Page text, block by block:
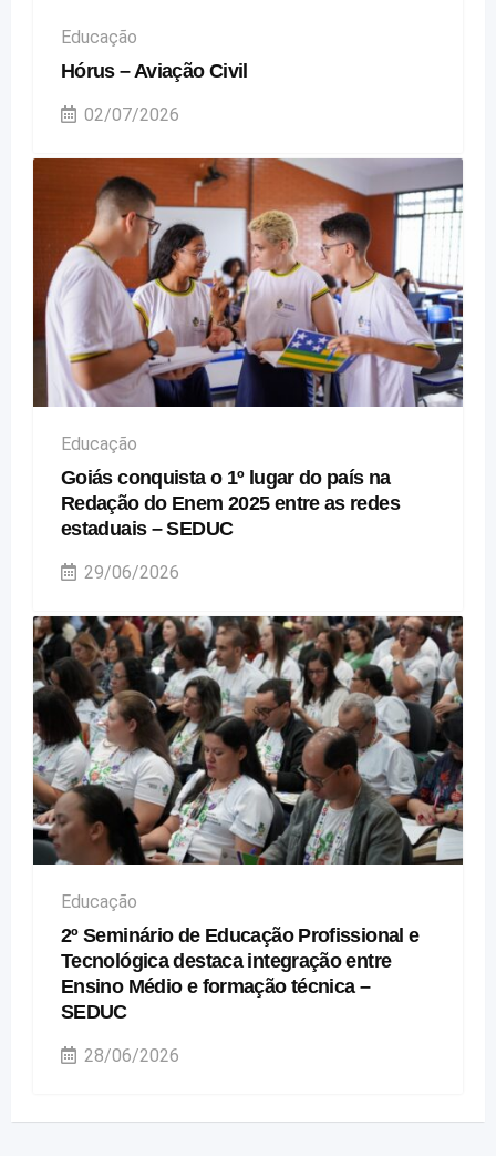
Educação
Hórus – Aviação Civil
02/07/2026
Educação
Goiás conquista o 1º lugar do país na
Redação do Enem 2025 entre as redes
estaduais – SEDUC
29/06/2026
Educação
2º Seminário de Educação Profissional e
Tecnológica destaca integração entre
Ensino Médio e formação técnica –
SEDUC
28/06/2026